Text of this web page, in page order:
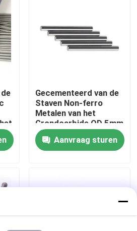
Gecementeerd van de
Staven Non-ferro
Metalen van het
Grondcarbide OD 5mm
9% Kobalt
Aanvraag sturen